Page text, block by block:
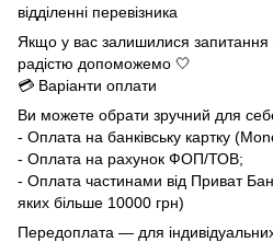
відділенні перевізника
Якщо у вас залишилися запитання
радістю допоможемо 🤍
💳 Варіанти оплати
Ви можете обрати зручний для
- Оплата на банківську картку
- Оплата на рахунок ФОП/ТОВ;
- Оплата частинами від Приват
яких більше 10000 грн)
Передоплата — для